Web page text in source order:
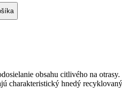
obsahu citlivého na
charakteristický hnedý